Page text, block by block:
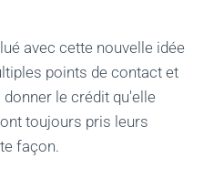
avec cette nouvelle idée
points de contact et
le crédit qu'elle
toujours pris leurs
façon.